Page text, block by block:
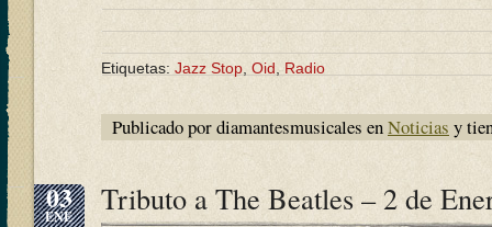
Etiquetas: Jazz Stop Oid Radio
Publicado por diamantesmusicales enNoticias y
03
ENE Tributo a The Beatles – 2 de